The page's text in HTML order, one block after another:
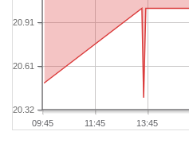
09:45 11:45 13:45
20.32
20.61
20.91